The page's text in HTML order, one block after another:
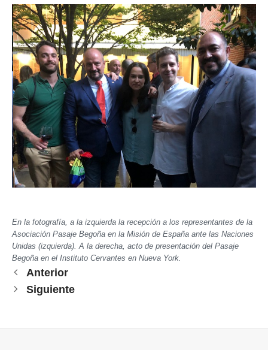
En la fotografía, a la izquierda la recepción a los representantes de la
Asociación Pasaje Begoña en la Misión de España ante las Naciones
Unidas (izquierda). A la derecha, acto de presentación del Pasaje
Begoña en el Instituto Cervantes en Nueva York.
Anterior
Siguiente